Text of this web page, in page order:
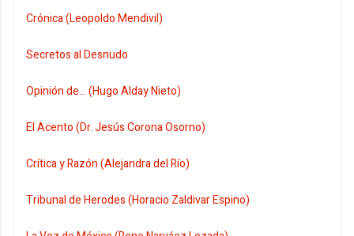
Crónica (Leopoldo Mendivil)
Secretos al Desnudo
Opinión de... (Hugo Alday Nieto)
El Acento (Dr. Jesús Corona Osorno)
Crítica y Razón (Alejandra del Río)
Tribunal de Herodes (Horacio Zaldivar Espino)